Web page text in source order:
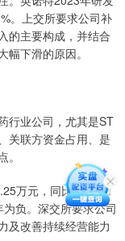
。上交所要求公司补
的主要构成，并结合
下滑的原因。
业公司，尤其是ST
关联方资金占用、是
万元，同比下降29.
负。深交所要求公司
及改善持续经营能力